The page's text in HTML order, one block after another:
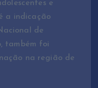
e
a indicação
de
também foi
na região de